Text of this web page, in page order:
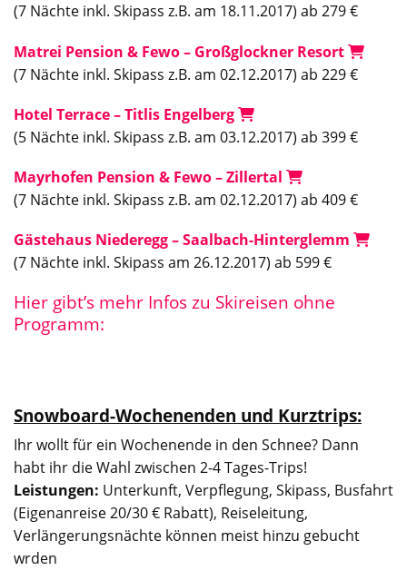
(7 Nächte inkl. Skipass z.B. am 18.11.2017) ab 279 €
Matrei Pension & Fewo – Großglockner Resort
(7 Nächte inkl. Skipass z.B. am 02.12.2017) ab 229 €
Hotel Terrace – Titlis Engelberg
(5 Nächte inkl. Skipass z.B. am 03.12.2017) ab 399 €
Mayrhofen Pension & Fewo – Zillertal
(7 Nächte inkl. Skipass z.B. am 02.12.2017) ab 409 €
Gästehaus Niederegg – Saalbach-Hinterglemm
(7 Nächte inkl. Skipass am 26.12.2017) ab 599 €
Hier gibt’s mehr Infos zu Skireisen ohne
Programm:
Snowboard-Wochenenden und Kurztrips:
Ihr wollt für ein Wochenende in den Schnee? Dann
habt ihr die Wahl zwischen 2-4 Tages-Trips!
Leistungen: Unterkunft, Verpflegung, Skipass, Busfahrt
(Eigenanreise 20/30 € Rabatt), Reiseleitung,
Verlängerungsnächte können meist hinzu gebucht
wrden